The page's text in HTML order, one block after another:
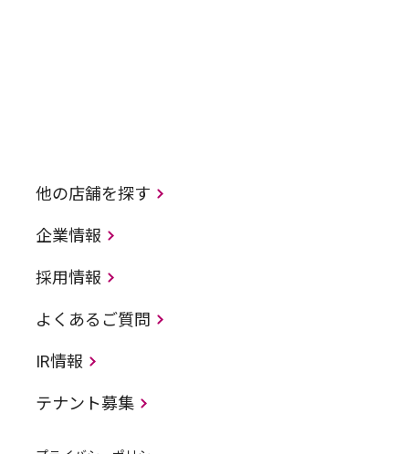
他の店舗を探す
企業情報
採用情報
よくあるご質問
IR情報
テナント募集